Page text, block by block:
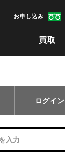
買取
お申し込み
ログイン